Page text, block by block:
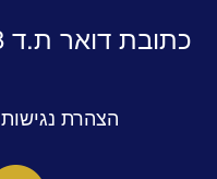
כתובת דואר ת.ד 18 כפר חיים, 4294500
הצהרת נגישות